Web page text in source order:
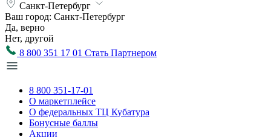
Санкт-Петербург
Ваш город: Санкт-Петербург
Да, верно
Нет, другой
8 800 351 17 01 Стать Партнером
8 800 351-17-01
О маркетплейсе
О федеральных ТЦ Кубатура
Бонусные баллы
Акции